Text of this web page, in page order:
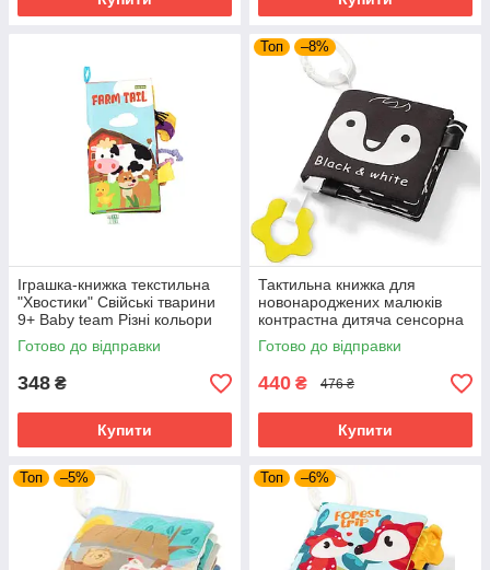
Іграшка-книжка текстильна
"Хвостики" Свійські тварини
9+ Baby team Різні кольори
Готово до відправки
348 ₴
Купити
Топ –8%
Тактильна книжка для
новонароджених малюків
контрастна дитяча сенсорна
чорно-біла м'яка Baby Ono
Готово до відправки
440 ₴ 476 ₴
Купити
Топ –5% Топ –6%